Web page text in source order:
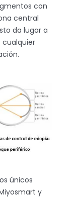
con
central
da lugar a
cualquier
únicos
y